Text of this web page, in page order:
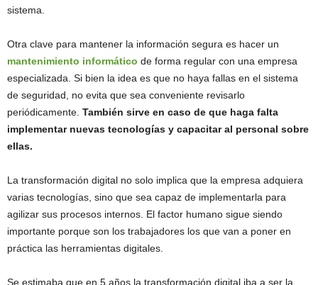
sistema.
Otra clave para mantener la información segura es hacer un
mantenimiento informático de forma regular con una empresa
especializada. Si bien la idea es que no haya fallas en el sistema
de seguridad, no evita que sea conveniente revisarlo
periódicamente. También sirve en caso de que haga falta
implementar nuevas tecnologías y capacitar al personal sobre
ellas.
La transformación digital no solo implica que la empresa adquiera
varias tecnologías, sino que sea capaz de implementarla para
agilizar sus procesos internos. El factor humano sigue siendo
importante porque son los trabajadores los que van a poner en
práctica las herramientas digitales.
Se estimaba que en 5 años la transformación digital iba a ser la